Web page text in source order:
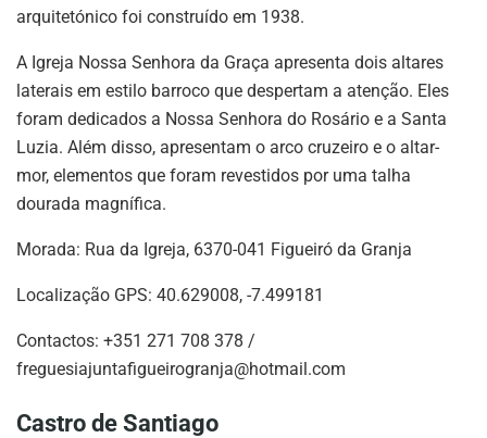
arquitetónico foi construído em 1938.
A Igreja Nossa Senhora da Graça apresenta dois altares
laterais em estilo barroco que despertam a atenção. Eles
foram dedicados a Nossa Senhora do Rosário e a Santa
Luzia. Além disso, apresentam o arco cruzeiro e o altar-
mor, elementos que foram revestidos por uma talha
dourada magnífica.
Morada: Rua da Igreja, 6370-041 Figueiró da Granja
Localização GPS: 40.629008, -7.499181
Contactos: +351 271 708 378 /
freguesiajuntafigueirogranja@hotmail.com
Castro de Santiago